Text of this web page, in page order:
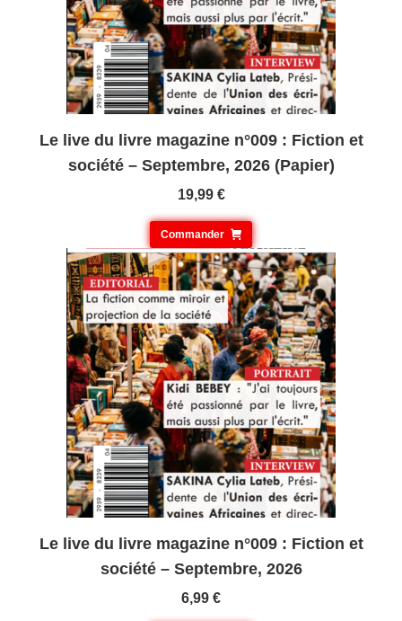
Le live du livre magazine n°009 : Fiction et
société – Septembre, 2026 (Papier)
19,99 €
Commander
Le live du livre magazine n°009 : Fiction et
société – Septembre, 2026
6,99 €